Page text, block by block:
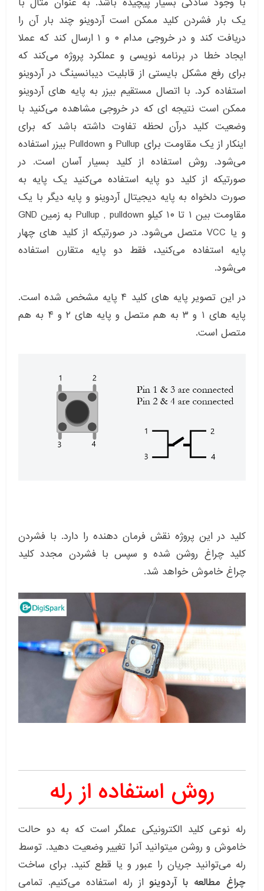
یک بار فشردن کلید ممکن است آردوینو چند بار آن را
دریافت کند و در خروجی مدام ۰ و ۱ ارسال کند که عملا
ایجاد خطا در برنامه نویسی و عملکرد پروژه می‌کند که
برای رفع مشکل بایستی از قابلیت دیبانسینگ در آردوینو
استفاده کرد. با اتصال مستقیم بیزر به پایه های آردوینو
ممکن است نتیجه ای که در خروجی مشاهده می‌کنید با
وضعیت کلید درآن لحظه تفاوت داشته باشد که برای
اینکار از یک مقاومت برای Pullup و Pulldown بیزر استفاده
می‌شود. روش استفاده از کلید بسیار آسان است. در
صورتیکه از کلید دو پایه استفاده می‌کنید یک پایه به
صورت دلخواه به پایه دیجیتال آردوینو و پایه دیگر با یک
مقاومت بین ۱ تا ۱۰ کیلو Pullup , pulldown به زمین GND
و یا VCC متصل می‌شود. در صورتیکه از کلید های چهار
پایه استفاده می‌کنید، فقط دو پایه متقارن استفاده
می‌شود.
در این تصویر پایه های کلید ۴ پایه مشخص شده است.
پایه های ۱ و ۳ به هم متصل و پایه های ۲ و ۴ به هم
متصل است.
کلید در این پروژه نقش فرمان دهنده را دارد. با فشردن
کلید چراغ روشن شده و سپس با فشردن مجدد کلید
چراغ خاموش خواهد شد.
روش استفاده از رله
رله نوعی کلید الکترونیکی عملگر است که به دو حالت
خاموش و روشن میتوانید آنرا تغییر وضعیت دهید. توسط
رله می‌توانید جریان را عبور و یا قطع کنید. برای ساخت
چراغ مطالعه با آردوینواز رله استفاده می‌کنیم. تمامی